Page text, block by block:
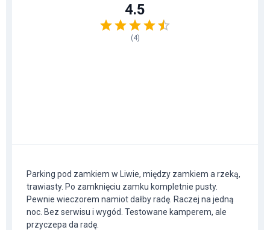
4.5
(4)
Parking pod zamkiem w Liwie, między zamkiem a rzeką,
trawiasty. Po zamknięciu zamku kompletnie pusty.
Pewnie wieczorem namiot dałby radę. Raczej na jedną
noc. Bez serwisu i wygód. Testowane kamperem, ale
przyczepa da radę.